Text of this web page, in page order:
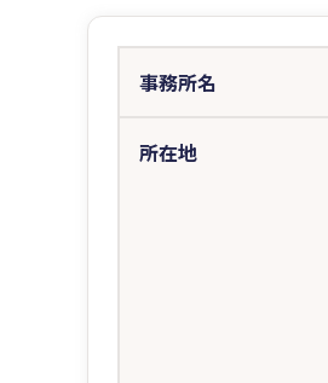
事務所名
所在地